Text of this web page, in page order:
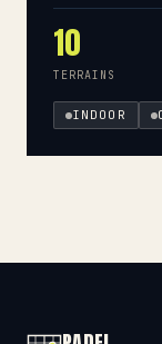
10
TERRAINS
INDOOR